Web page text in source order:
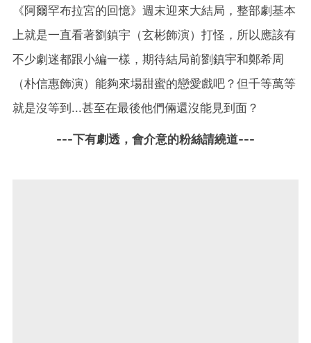
《阿爾罕布拉宮的回憶》週末迎來大結局，整部劇基本
上就是一直看著劉鎮宇（玄彬飾演）打怪，所以應該有
不少劇迷都跟小編一樣，期待結局前劉鎮宇和鄭希周
（朴信惠飾演）能夠來場甜蜜的戀愛戲吧？但千等萬等
就是沒等到...甚至在最後他們倆還沒能見到面？
---下有劇透，會介意的粉絲請繞道---